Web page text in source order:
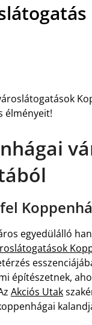
élményeit!
fel
egyedülálló
építészetnek,
Akciós Utak